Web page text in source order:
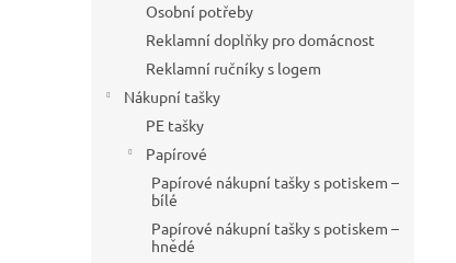
Osobní potřeby
Reklamní doplňky pro domácnost
Reklamní ručníky s logem
Nákupní tašky
PE tašky
Papírové
Papírové nákupní tašky s potiskem –
bílé
Papírové nákupní tašky s potiskem –
hnědé